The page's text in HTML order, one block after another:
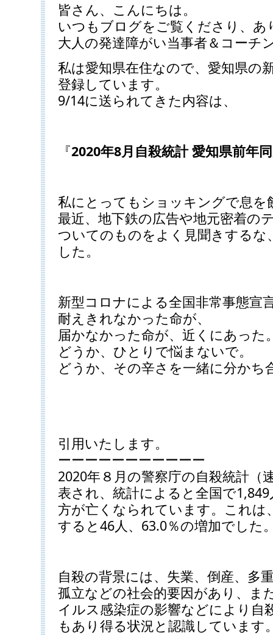
皆さん、こんにちは。
いつもブログをご覧くださり、
大人の発達障がい当事者＆コーチ
私は愛知県在住なので、愛知県の
登録しています。
9/14に送られてきた内容は、
『2020年8月自殺統計 愛知県前年
私にとってもショッキングで息を
最近、地下鉄の広告や地元密着の
ついてのものをよく見聞きする
した。
新型コロナによる全国非常事態宣
耐えきれなかった命が、
届かなかった命が、近くにあった
どうか、ひとりで悩まないで。
どうか、その辛さを一緒に分かち
引用いたします。
ーーーーーーーーーーー
2020年８月の警察庁の自殺統計（
表され、統計によると全国で
方が亡くなられています。これは
すると46人、63.0％の増加でした
自殺の背景には、失業、倒産、多
孤立などの社会的要因があり、ま
イルス感染症の影響などにより自
もあり得る状況と認識しています